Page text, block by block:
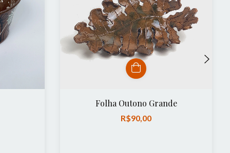
Folha Outono Grande
R$90,00